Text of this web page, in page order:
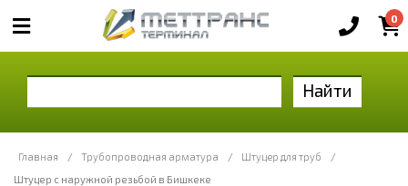
0
Найти
Главная / Трубопроводная арматура / Штуцер для труб
/
Штуцер с наружной резьбой в Бишкеке